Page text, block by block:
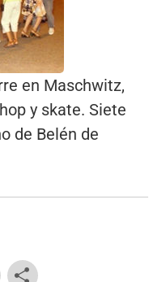
en Maschwitz,
y skate. Siete
de Belén de
E